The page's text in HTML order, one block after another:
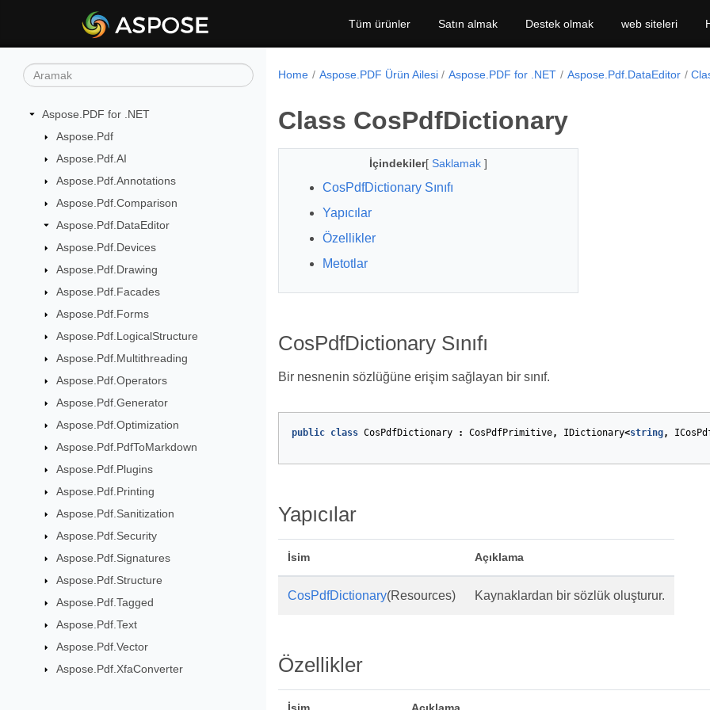
Tüm ürünler Satın almak Destek olmak web siteleri
Aspose.PDF for .NET
Aspose.Pdf
Aspose.Pdf.AI
Aspose.Pdf.Annotations
Aspose.Pdf.Comparison
Aspose.Pdf.DataEditor
Aspose.Pdf.Devices
Aspose.Pdf.Drawing
Aspose.Pdf.Facades
Aspose.Pdf.Forms
Aspose.Pdf.LogicalStructure
Aspose.Pdf.Multithreading
Aspose.Pdf.Operators
Aspose.Pdf.Generator
Aspose.Pdf.Optimization
Aspose.Pdf.PdfToMarkdown
Aspose.Pdf.Plugins
Aspose.Pdf.Printing
Aspose.Pdf.Sanitization
Aspose.Pdf.Security
Aspose.Pdf.Signatures
Aspose.Pdf.Structure
Aspose.Pdf.Tagged
Aspose.Pdf.Text
Aspose.Pdf.Vector
Aspose.Pdf.XfaConverter
Home Aspose.PDF Ürün Ailesi Aspose.PDF for .NET Aspose.Pdf.DataEditor
Class CosPdfDictionary
İçindekiler[Saklamak]
CosPdfDictionary Sınıfı
Yapıcılar
Özellikler
Metotlar
CosPdfDictionary Sınıfı
Bir nesnenin sözlüğüne erişim sağlayan bir sınıf.
public class CosPdfDictionary : CosPdfPrimitive, IDictionary<string,
Yapıcılar
İsim Açıklama
CosPdfDictionary(Resources) Kaynaklardan bir sözlük oluşturur.
Özellikler